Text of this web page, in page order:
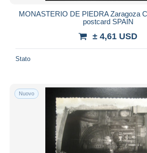
MONASTERIO DE PIEDRA Zaragoza
postcard SPAIN
± 4,61 USD
Stato
Nuovo